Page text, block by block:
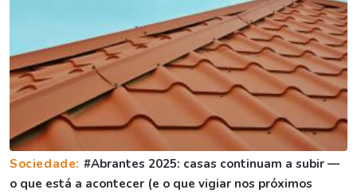
Sociedade: #Abrantes 2025: casas continuam a subir —
o que está a acontecer (e o que vigiar nos próximos